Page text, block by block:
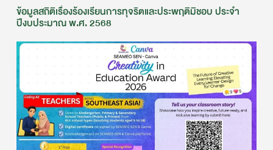
ข้อมูลสถิติเรื่องร้องเรียนการทุจริตและประพฤติมิชอบ ประจำ
ปีงบประมาณ พ.ศ. 2568